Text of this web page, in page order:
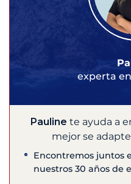
experta
Pauline te ayuda a
mejor se
Encontremos juntos
nuestros 30 años de